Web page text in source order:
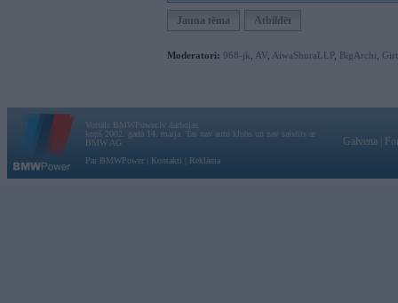
Jauna tēma Atbildēt
Moderatori: 968-jk AV AiwaShuraLLP, BigArchi
Vortāls BMWPower.lv darbojas
kopš 2002. gada 14. maija. Tas nav auto klubs un nav saistīts ar
BMW AG.
Par BMWPower
Kontakti Reklāma
Galvena